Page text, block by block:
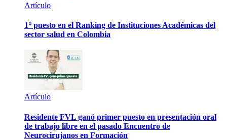
Artículo
1° puesto en el Ranking de Instituciones Académicas del
sector salud en Colombia
Artículo
Residente FVL ganó primer puesto en presentación oral
de trabajo libre en el pasado Encuentro de
Neurocirujanos en Formación